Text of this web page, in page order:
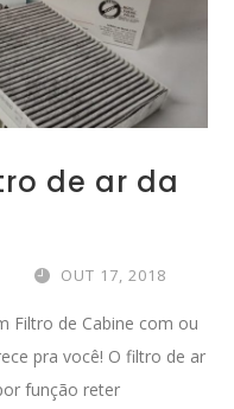
de ar da
OUT 17, 2018
Filtro de Cabine com ou
pra você! O filtro de ar
função reter